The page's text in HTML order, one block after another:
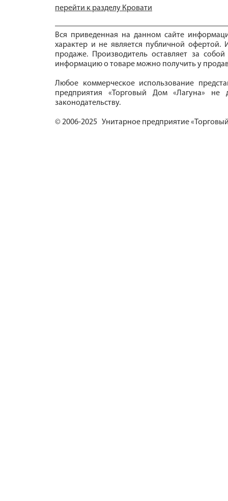
перейти к разделу Кровати
Вся приведенная на данном сайте
характер и не является публичной офертой.
продаже. Производитель оставляет за
информацию о товаре можно получить у
Любое коммерческое использование
предприятия «Торговый Дом «Лагуна» не
законодательству.
© 2006-2025 Унитарное предприятие